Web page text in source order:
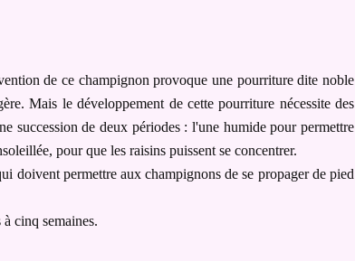
de ce champignon provoque une pourriture dite noble
Mais le développement de cette pourriture nécessite des
succession de deux périodes : l'une humide pour permettre
pour que les raisins puissent se concentrer.
doivent permettre aux champignons de se propager de pied
cinq semaines.